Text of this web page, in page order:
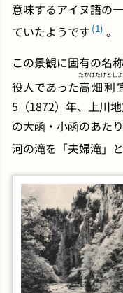
意味するアイヌ語の
ていたようです (1) 。
この景観に固有の名
役人であった高畑利
たかばたけとし
5（1872）年、上川
の大函・小函のあた
河の滝を「夫婦滝」